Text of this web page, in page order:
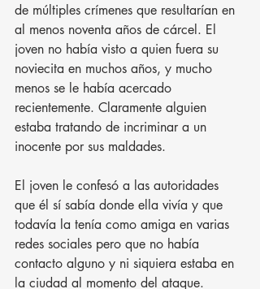
de múltiples crímenes que resultarían en
al menos noventa años de cárcel. El
joven no había visto a quien fuera su
noviecita en muchos años, y mucho
menos se le había acercado
recientemente. Claramente alguien
estaba tratando de incriminar a un
inocente por sus maldades.
El joven le confesó a las autoridades
que él sí sabía donde ella vivía y que
todavía la tenía como amiga en varias
redes sociales pero que no había
contacto alguno y ni siquiera estaba en
la ciudad al momento del ataque.